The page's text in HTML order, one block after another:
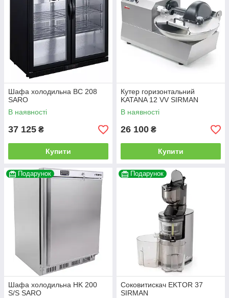
Шафа холодильна BC 208
SARO
В наявності
37 125 ₴
Купити
Кутер горизонтальний
KATANA 12 VV SIRMAN
В наявності
26 100 ₴
Купити
Подарунок
Шафа холодильна HK 200
S/S SARO
Подарунок
Соковитискач EKTOR 37
SIRMAN